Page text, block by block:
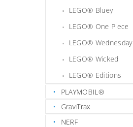
LEGO® Bluey
LEGO® One Piece
LEGO® Wednesday
LEGO® Wicked
LEGO® Editions
PLAYMOBIL®
GraviTrax
NERF